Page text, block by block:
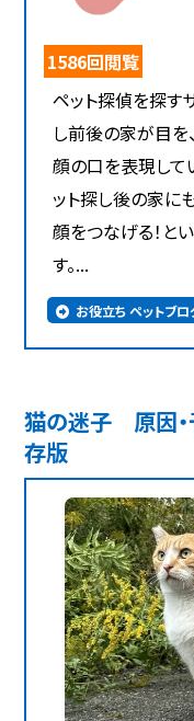
1586回閲覧
ペット探偵を探す
し前後の家が目を
顔の口を表現して
ット探し後の家に
顔をつなげる！と
す。...
お役立ち ペットブロ
猫の迷子 原因・
存版